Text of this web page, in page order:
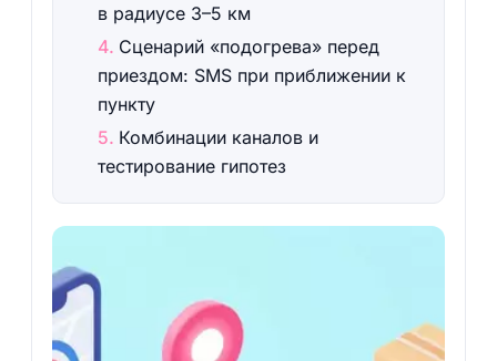
в радиусе 3–5 км
Сценарий «подогрева» перед
приездом: SMS при приближении к
пункту
Комбинации каналов и
тестирование гипотез